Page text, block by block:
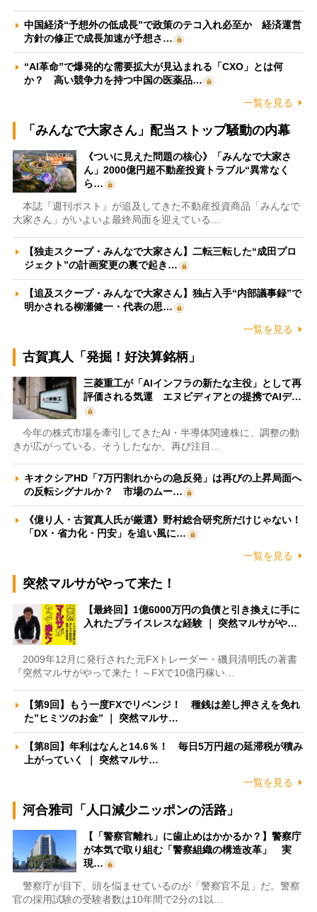
中国経済“予想外の低成長”で政策のテコ入れ必至か 経済運営
方針の修正で成長加速が予想さ…
“AI革命”で爆発的な需要拡大が見込まれる「CXO」とは何
か？ 高い競争力を持つ中国の医薬品…
一覧を見る
「みんなで大家さん」配当ストップ騒動の内幕
《ついに見えた問題の核心》「みんなで大家さ
ん」2000億円超不動産投資トラブル“異常なく
ら…
本誌『週刊ポスト』が追及してきた不動産投資商品「みんなで
大家さん」がいよいよ最終局面を迎えている…
【独走スクープ・みんなで大家さん】二転三転した“成田プロ
ジェクト”の計画変更の裏で起き…
【追及スクープ・みんなで大家さん】独占入手“内部議事録”で
明かされる柳瀬健一・代表の思…
一覧を見る
古賀真人「発掘！好決算銘柄」
三菱重工が「AIインフラの新たな主役」として再
評価される気運 エヌビディアとの提携でAIデ…
今年の株式市場を牽引してきたAI・半導体関連株に、調整の動
きが広がっている。そうしたなか、再び注目…
キオクシアHD「7万円割れからの急反発」は再びの上昇局面へ
の反転シグナルか？ 市場のムー…
《億り人・古賀真人氏が厳選》野村総合研究所だけじゃない！
「DX・省力化・円安」を追い風に…
一覧を見る
突然マルサがやって来た！
【最終回】1億6000万円の負債と引き換えに手に
入れたプライスレスな経験 ｜ 突然マルサがや…
2009年12月に発行された元FXトレーダー・磯貝清明氏の著書
『突然マルサがやって来た！～FXで10億円稼い…
【第9回】もう一度FXでリベンジ！ 種銭は差し押さえを免れ
た”ヒミツのお金” ｜ 突然マルサ…
【第8回】年利はなんと14.6％！ 毎日5万円超の延滞税が積み
上がっていく ｜ 突然マルサ…
一覧を見る
河合雅司「人口減少ニッポンの活路」
【「警察官離れ」に歯止めはかかるか？】警察庁
が本気で取り組む「警察組織の構造改革」 実
現…
警察庁が目下、頭を悩ませているのが「警察官不足」だ。警察
官の採用試験の受験者数は10年間で2分の1以…